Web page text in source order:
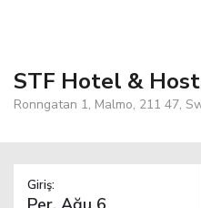
STF Hotel &
Ronngatan 1, Malmo, 211 47,
Giriş: